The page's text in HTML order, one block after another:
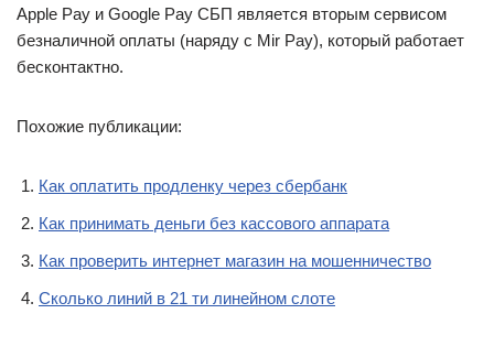
Apple Pay и Google Pay СБП является вторым сервисом
безналичной оплаты (наряду с Mir Pay), который работает
бесконтактно.
Похожие публикации:
Как оплатить продленку через сбербанк
Как принимать деньги без кассового аппарата
Как проверить интернет магазин на мошенничество
Сколько линий в 21 ти линейном слоте